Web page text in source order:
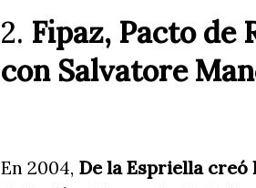
2. Fipaz, Pacto de
con Salvatore
En 2004, De la Espriella creó